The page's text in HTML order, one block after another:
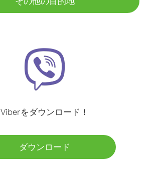
Viberをダウンロード！
ダウンロード